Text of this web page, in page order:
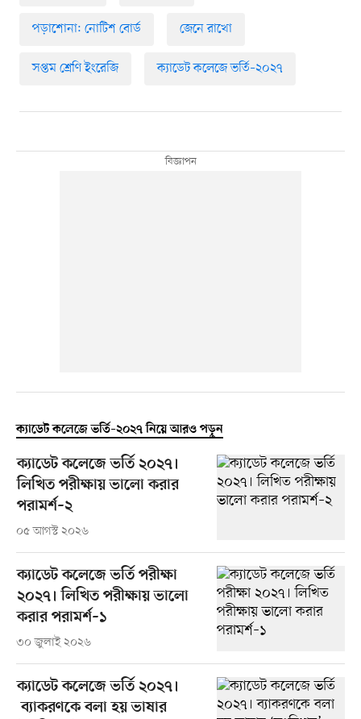
পড়াশোনা: নোটিশ বোর্ড জেনে রাখো
সপ্তম শ্রেণি ইংরেজি ক্যাডেট কলেজে ভর্তি–২০২৭
ক্যাডেট কলেজে ভর্তি–২০২৭ নিয়ে আরও পড়ুন
ক্যাডেট কলেজে ভর্তি ২০২৭।
লিখিত পরীক্ষায় ভালো করার
পরামর্শ–২
০৫ আগস্ট ২০২৬
ক্যাডেট কলেজে ভর্তি পরীক্ষা
২০২৭। লিখিত পরীক্ষায় ভালো
করার পরামর্শ–১
৩০ জুলাই ২০২৬
ক্যাডেট কলেজে ভর্তি ২০২৭।
ব্যাকরণকে বলা হয় ভাষার